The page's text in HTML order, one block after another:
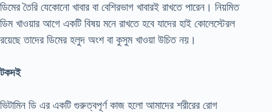
ডিমের তৈরি যেকোনো খাবার বা বেশিরভাগ খাবারই রাখতে পারেন। নিয়মিত
ডিম খাওয়ার আগে একটি বিষয় মনে রাখতে হবে যাদের হাই কোলেস্টেরল
রয়েছে তাদের ডিমের হলুদ অংশ বা কুসুম খাওয়া উচিত নয়।
টকদই
ভিটামিন ডি এর একটি গুরুত্বপূর্ণ কাজ হলো আমাদের শরীরের রোগ